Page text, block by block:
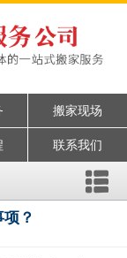
搬家现场
联系我们
？